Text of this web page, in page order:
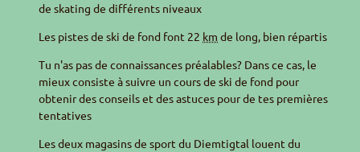
de skating de différents niveaux
Les pistes de ski de fond font 22 km de long, bien répartis
Tu n'as pas de connaissances préalables? Dans ce cas, le
mieux consiste à suivre un cours de ski de fond pour
obtenir des conseils et des astuces pour de tes premières
tentatives
Les deux magasins de sport du Diemtigtal louent du